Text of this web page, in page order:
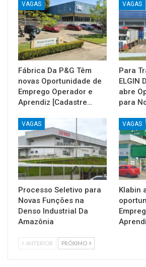
VAGAS
Fábrica Da P&G Têm
novas Oportunidade de
Emprego Operador e
Aprendiz [Cadastre…
VAGAS
Para
ELGIN
abre
para
VAGAS
Processo Seletivo para
Novas Funções na
Denso Industrial Da
Amazônia
VAGAS
Klabin
ANTERIOR PRÓXIMO